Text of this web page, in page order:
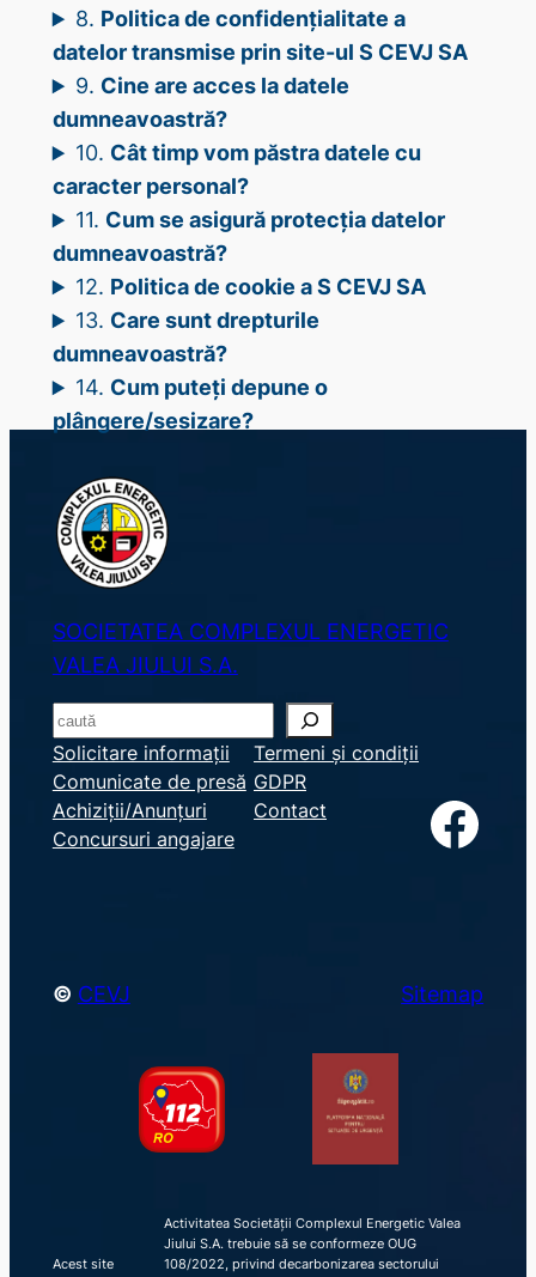
8. Politica de confidențialitate a
datelor transmise prin site-ul S CEVJ SA
9. Cine are acces la datele
dumneavoastră?
10. Cât timp vom păstra datele cu
caracter personal?
11. Cum se asigură protecția datelor
dumneavoastră?
12. Politica de cookie a S CEVJ SA
13. Care sunt drepturile
dumneavoastră?
14. Cum puteți depune o
plângere/sesizare?
SOCIETATEA COMPLEXUL ENERGETIC
VALEA JIULUI S.A.
S
e
a
r
c
Solicitare informații
Comunicate de presă
Achiziții/Anunțuri
Concursuri angajare
Termeni și condiții
GDPR
Contact
Facebook
© CEVJ Sitemap
Acest site
Activitatea Societății Complexul Energetic Valea
Jiului S.A. trebuie să se conformeze OUG
108/2022, privind decarbonizarea sectorului